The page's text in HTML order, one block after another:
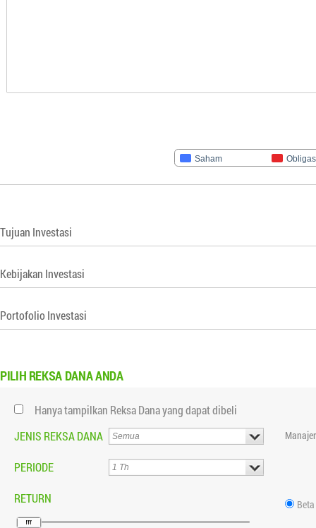
Saham
Tujuan Investasi
Kebijakan Investasi
Portofolio Investasi
PILIH REKSA DANA ANDA
Hanya tampilkan Reksa Dana yang dapat dibeli
JENIS REKSA DANA
PERIODE
RETURN Beta